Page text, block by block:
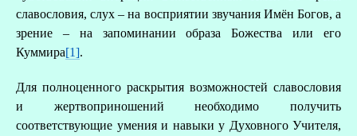
славословия, слух – на восприятии звучания Имён Богов, а
зрение – на запоминании образа Божества или его
Куммира[1].
Для полноценного раскрытия возможностей славословия
и жертвоприношений необходимо получить
соответствующие умения и навыки у Духовного Учителя,